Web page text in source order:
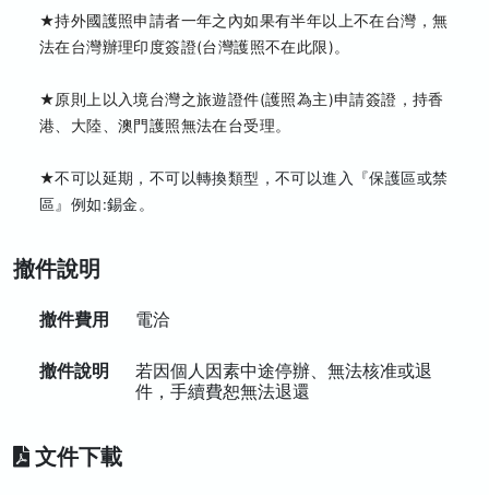
★持外國護照申請者一年之內如果有半年以上不在台灣，無
法在台灣辦理印度簽證(台灣護照不在此限)。
★原則上以入境台灣之旅遊證件(護照為主)申請簽證，持香
港、大陸、澳門護照無法在台受理。
★不可以延期，不可以轉換類型，不可以進入『保護區或禁
區』例如:錫金。
撤件說明
撤件費用 電洽
撤件說明
若因個人因素中途停辦、無法核准或退
件，手續費恕無法退還
文件下載